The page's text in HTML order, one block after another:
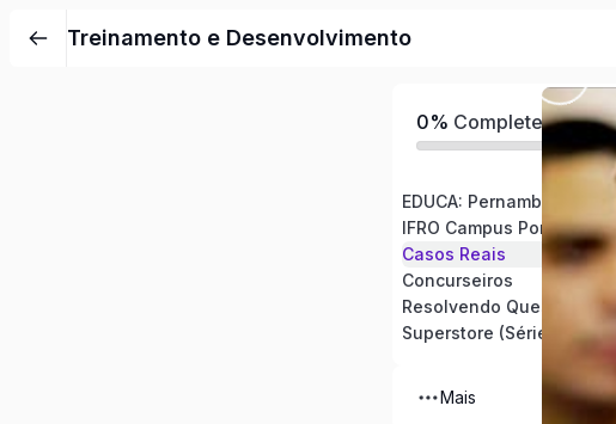
para
Treinamento e Desenvolvimento
0% Completed
EDUCA: Pernambuco
IFRO Campus Porto Velho
Casos Reais
Concurseiros
Resolvendo Questões…
Superstore (Série)
Mais